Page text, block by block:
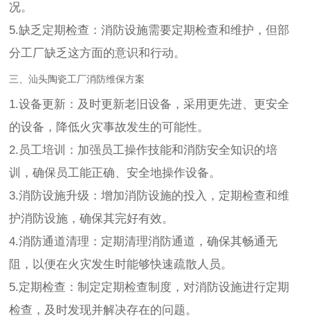
况。
5.缺乏定期检查：消防设施需要定期检查和维护，但部
分工厂缺乏这方面的意识和行动。
三、汕头陶瓷工厂消防维保方案
1.设备更新：及时更新老旧设备，采用更先进、更安全
的设备，降低火灾事故发生的可能性。
2.员工培训：加强员工操作技能和消防安全知识的培
训，确保员工能正确、安全地操作设备。
3.消防设施升级：增加消防设施的投入，定期检查和维
护消防设施，确保其完好有效。
4.消防通道清理：定期清理消防通道，确保其畅通无
阻，以便在火灾发生时能够快速疏散人员。
5.定期检查：制定定期检查制度，对消防设施进行定期
检查，及时发现并解决存在的问题。